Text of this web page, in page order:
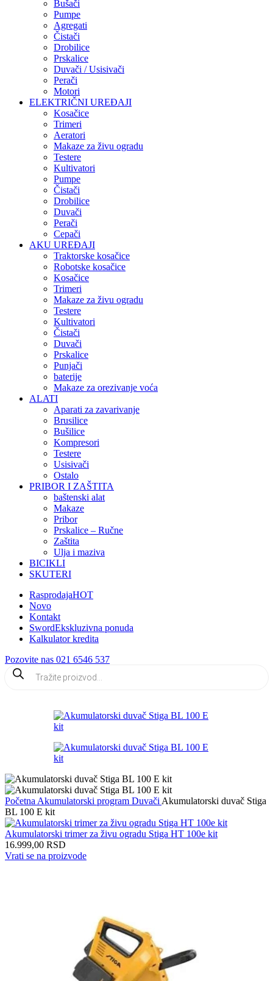
Bušači
Pumpe
Agregati
Čistači
Drobilice
Prskalice
Duvači / Usisivači
Perači
Motori
ELEKTRIČNI UREĐAJI
Kosačice
Trimeri
Aeratori
Makaze za živu ogradu
Testere
Kultivatori
Pumpe
Čistači
Drobilice
Duvači
Perači
Cepači
AKU UREĐAJI
Traktorske kosačice
Robotske kosačice
Kosačice
Trimeri
Makaze za živu ogradu
Testere
Kultivatori
Čistači
Duvači
Prskalice
Punjači
baterije
Makaze za orezivanje voća
ALATI
Aparati za zavarivanje
Brusilice
Bušilice
Kompresori
Testere
Usisivači
Ostalo
PRIBOR I ZAŠTITA
baštenski alat
Makaze
Pribor
Prskalice – Ručne
Zaštita
Ulja i maziva
BICIKLI
SKUTERI
RasprodajaHOT
Novo
Kontakt
SwordEkskluzivna ponuda
Kalkulator kredita
Pozovite nas 021 6546 537
Products
search
Početna Akumulatorski program Duvači Akumulatorski duvač Stiga
BL 100 E kit
Akumulatorski trimer za živu ogradu Stiga HT 100e kit
16.999,00 RSD
Vrati se na proizvode